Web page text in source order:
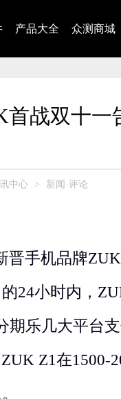
产品大全 众测商城
首战双十一
中心 > 新闻·评论
晋手机品牌
24小时内，
期乐几大平台
Z1在1500-